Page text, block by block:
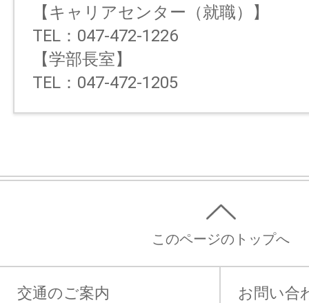
【キャリアセンター（就職）】
TEL：047-472-1226
【学部長室】
TEL：047-472-1205
このページのトップへ
交通のご案内 お問い合